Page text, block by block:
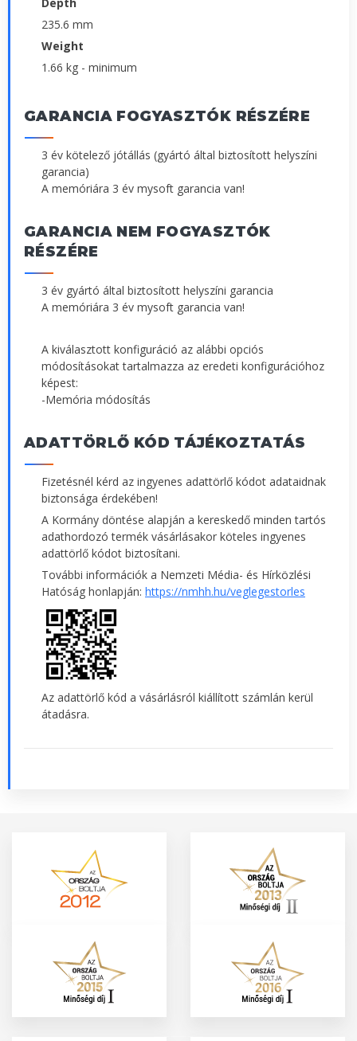
235.6 mm
Weight
1.66 kg - minimum
GARANCIA FOGYASZTÓK RÉSZÉRE
3 év kötelező jótállás (gyártó által biztosított helyszíni
garancia)
A memóriára 3 év mysoft garancia van!
GARANCIA NEM FOGYASZTÓK
RÉSZÉRE
3 év gyártó által biztosított helyszíni garancia
A memóriára 3 év mysoft garancia van!
A kiválasztott konfiguráció az alábbi opciós
módosításokat tartalmazza az eredeti konfigurációhoz
képest:
-Memória módosítás
ADATTÖRLŐ KÓD TÁJÉKOZTATÁS
Fizetésnél kérd az ingyenes adattörlő kódot adataidnak
biztonsága érdekében!
A Kormány döntése alapján a kereskedő minden tartós
adathordozó termék vásárlásakor köteles ingyenes
adattörlő kódot biztosítani.
További információk a Nemzeti Média- és Hírközlési
Hatóság honlapján: https://nmhh.hu/veglegestorles
Az adattörlő kód a vásárlásról kiállított számlán kerül
átadásra.